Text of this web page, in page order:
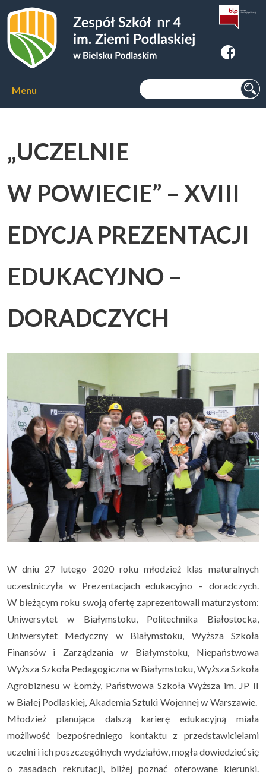
Zespoł Szkół nr 4 im. Ziemi
Podlaskiej w Bielsku Podlaskim
Szukaj:
Menu
O szkole
Kierunki kształcenia
Kursy zawodowe
Kontakt
„UCZELNIE
W POWIECIE” – XVIII
EDYCJA PREZENTACJI
EDUKACYJNO –
DORADCZYCH
W dniu 27 lutego 2020 roku młodzież klas maturalnych
uczestniczyła w Prezentacjach edukacyjno – doradczych.
W bieżącym roku swoją ofertę zaprezentowalimaturzystom:
Uniwersytet w Białymstoku, Politechnika Białostocka,
Uniwersytet Medyczny w Białymstoku, Wyższa Szkoła
Finansów i Zarządzania w Białymstoku, Niepaństwowa
Wyższa Szkoła Pedagogiczna w Białymstoku, Wyższa Szkoła
Agrobiznesu w Łomży, Państwowa Szkoła Wyższa im. JP II
w Białej Podlaskiej, Akademia Sztuki Wojennej w Warszawie.
Młodzież planująca dalszą karierę edukacyjną miała
możliwość bezpośredniego kontaktu z przedstawicielami
uczelni i ich poszczególnych wydziałów, mogła dowiedzieć się
o zasadach rekrutacji, bliżej poznać oferowane kierunki.